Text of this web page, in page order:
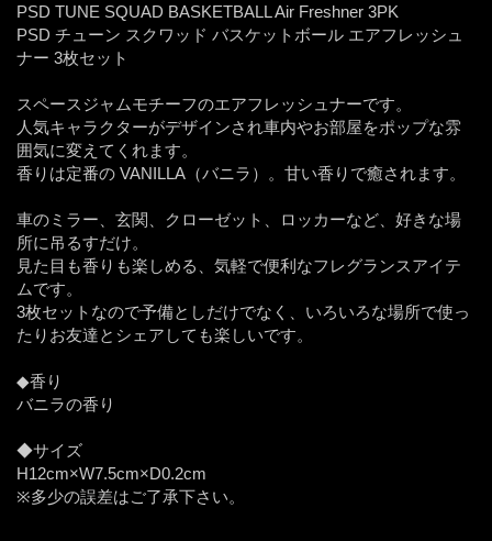
PSD TUNE SQUAD BASKETBALL Air Freshner 3PK
PSD チューン スクワッド バスケットボール エアフレッシュ
ナー 3枚セット
スペースジャムモチーフのエアフレッシュナーです。
人気キャラクターがデザインされ車内やお部屋をポップな雰
囲気に変えてくれます。
香りは定番の VANILLA（バニラ）。甘い香りで癒されます。
車のミラー、玄関、クローゼット、ロッカーなど、好きな場
所に吊るすだけ。
見た目も香りも楽しめる、気軽で便利なフレグランスアイテ
ムです。
3枚セットなので予備としだけでなく、いろいろな場所で使っ
たりお友達とシェアしても楽しいです。
◆香り
バニラの香り
◆サイズ
H12cm×W7.5cm×D0.2cm
※多少の誤差はご了承下さい。